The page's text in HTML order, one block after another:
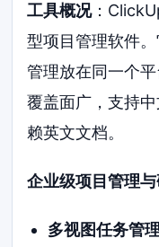
工具概况：
型项目管理软件
管理放在同一个
覆盖面广，支持
赖英文文档。
企业级项目管理
多视图任务管理